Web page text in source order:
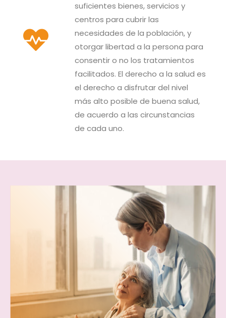
suficientes bienes, servicios y
centros para cubrir las
necesidades de la población, y
otorgar libertad a la persona para
consentir o no los tratamientos
facilitados. El derecho a la salud es
el derecho a disfrutar del nivel
más alto posible de buena salud,
de acuerdo a las circunstancias
de cada uno.